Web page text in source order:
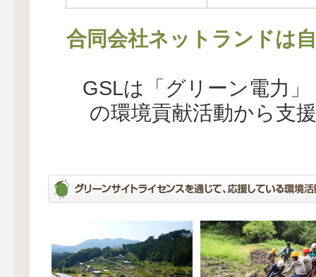
合同会社ネットランドは
GSLは「グリーン電力
の環境貢献活動から支